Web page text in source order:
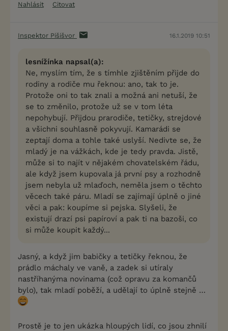
Nahlásit
Citovat
Inspektor Pišišvor 16.1.2019 10:51
lesnížínka napsal(a):
Ne, myslím tím, že s tímhle zjištěním přijde do
rodiny a rodiče mu řeknou: ano, tak to je.
Protože oni to tak znali a možná ani netuší, že
se to změnilo, protože už se v tom léta
nepohybují. Přijdou prarodiče, tetičky, strejdové
a všichni souhlasně pokyvují. Kamarádi se
zeptají doma a tohle také uslyší. Nedivte se, že
mladý je na vážkách, kde je tedy pravda. Jistě,
může si to najít v nějakém chovatelském řádu,
ale když jsem kupovala já první psy a rozhodně
jsem nebyla už mlaďoch, neměla jsem o těchto
věcech také páru. Mladí se zajímají úplně o jiné
věci a pak: koupíme si pejska. Slyšeli, že
existují drazí psi papíroví a pak ti na bazoši, co
si může koupit každý...
Jasný, a když jim babičky a tetičky řeknou, že
prádlo máchaly ve vaně, a zadek si utíraly
nastříhanýma novinama (což opravu za komančů
bylo), tak mladí poběží, a udělají to úplně stejně …
Prostě je to jen ukázka hloupých lidí, co jsou zhnilí